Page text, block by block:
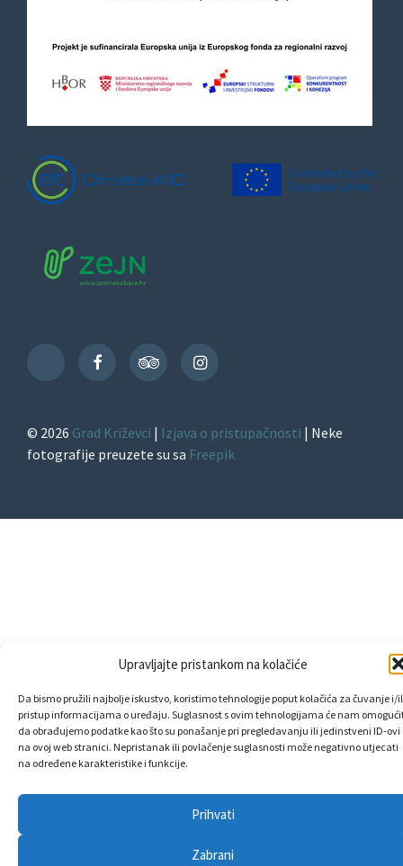
Upravljajte pristankom na kolačiće
Da bismo pružili najbolje iskustvo, koristimo tehnologije poput kolačića za čuvanje i/
pristup informacijama o uređaju. Suglasnost s ovim tehnologijama će nam
da obrađujemo podatke kao što su ponašanje pri pregledavanju ili jedinstveni ID-ovi
na ovoj web stranici. Nepristanak ili povlačenje suglasnosti može negativno utjecati
na određene karakteristike i funkcije.
Prihvati
Zabrani
TikTok
FacebookTripAdvisorInstagram
© 2026 Grad Križevci | Izjava o pristupačnosti | Neke
fotografije preuzete su sa Freepik